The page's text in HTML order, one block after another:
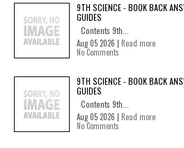
9TH SCIENCE - BOOK BACK
GUIDES
Contents 9th...
Aug 05 2026 | Read more
No Comments
9TH SCIENCE - BOOK BACK
GUIDES
Contents 9th...
Aug 05 2026 | Read more
No Comments